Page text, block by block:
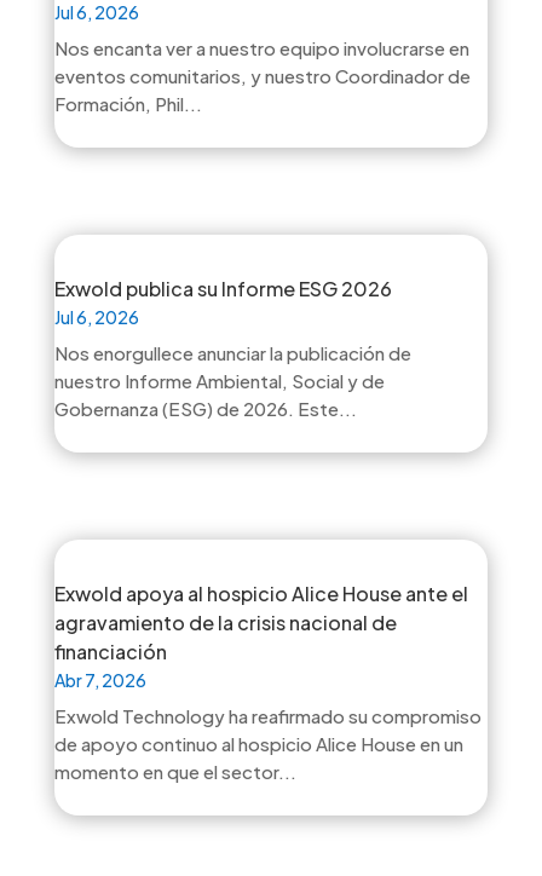
Jul 6, 2026
Nos encanta ver a nuestro equipo involucrarse en
eventos comunitarios, y nuestro Coordinador de
Formación, Phil...
Exwold publica su Informe ESG 2026
Jul 6, 2026
Nos enorgullece anunciar la publicación de
nuestro Informe Ambiental, Social y de
Gobernanza (ESG) de 2026. Este...
Exwold apoya al hospicio Alice House ante el
agravamiento de la crisis nacional de
financiación
Abr 7, 2026
Exwold Technology ha reafirmado su compromiso
de apoyo continuo al hospicio Alice House en un
momento en que el sector...